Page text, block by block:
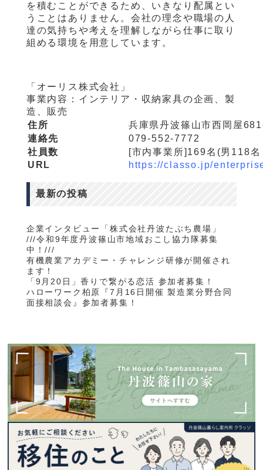
を積むことができるため、いきなり配属とい
うことはありません。会社の理念や職場の人
達の気持ちや考えを理解しながら仕事に取り
組める環境を用意しています。
「オーリス株式会社」
事業内容：インテリア・収納家具の企画、製
造、販売
住所
兵庫県丹波篠山市西岡屋
連絡先
079-552-7772
社員数
[市内事業所]169名 (男 118名
URL
https://classo.jp/
最新の投稿
企業インタビュー「株式会社丹波たぶち農場」
///令和9年度丹波篠山市地域おこし協力隊募集
中！///
有機農業アカデミー・チャレンジ研修が開催され
ます！
「9月20日」香りで繋がる恋活 参加者募集！
ハローワーク柏原『7月16日開催 製造業分野合同
面接相談会』参加者募集！